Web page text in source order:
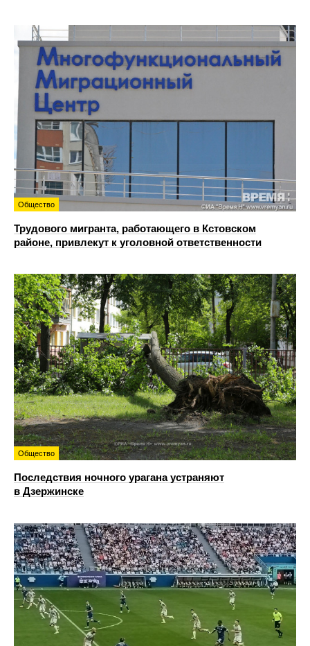
Общество
Трудового мигранта, работающего в Кстовском
районе, привлекут к уголовной ответственности
Общество
Последствия ночного урагана устраняют
в Дзержинске